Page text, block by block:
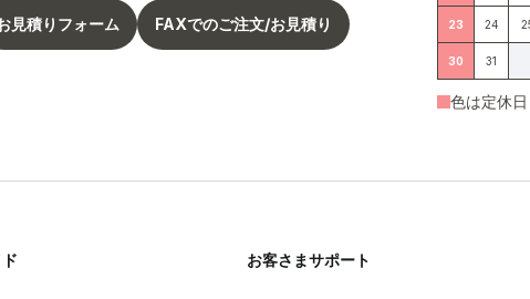
見積りフォーム
FAXでのご注文/お見積り 23 24
30 31
色は定休日
お客さまサポート